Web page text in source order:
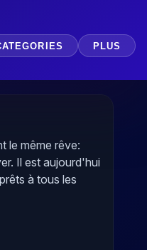
PLUS
le même rêve:
Il est aujourd'hui
à tous les